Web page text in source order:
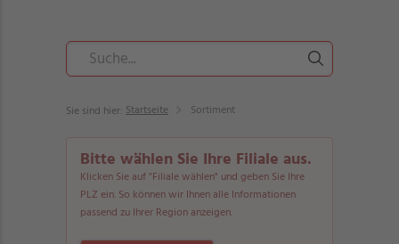
Sie sind hier: Startseite Sortiment
Bitte wählen Sie Ihre Filiale aus.
Klicken Sie auf "Filiale wählen" und geben Sie Ihre
PLZ ein. So können wir Ihnen alle Informationen
passend zu Ihrer Region anzeigen.